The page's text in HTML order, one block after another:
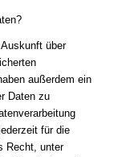
über
außerdem ein
Daten zu
für die
Recht, unter